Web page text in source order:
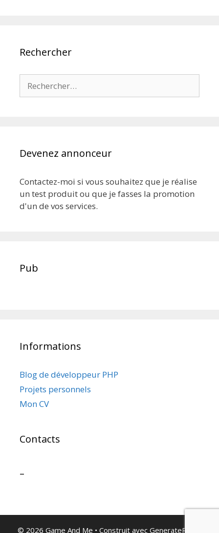
Rechercher
Devenez annonceur
Contactez-moi si vous souhaitez que je réalise
un test produit ou que je fasses la promotion
d'un de vos services.
Pub
Informations
Blog de développeur PHP
Projets personnels
Mon CV
Contacts
–
© 2026 Game And Me • Construit avec GeneratePress